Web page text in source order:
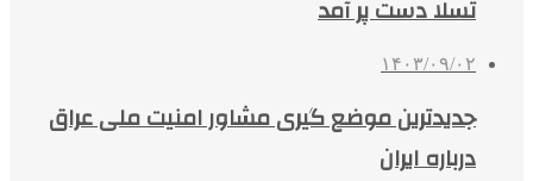
تسلا دست پر آمد
۱۴۰۳/۰۹/۰۲
جدیدترین موضع گیری مشاور امنیت ملی عراق
درباره ایران